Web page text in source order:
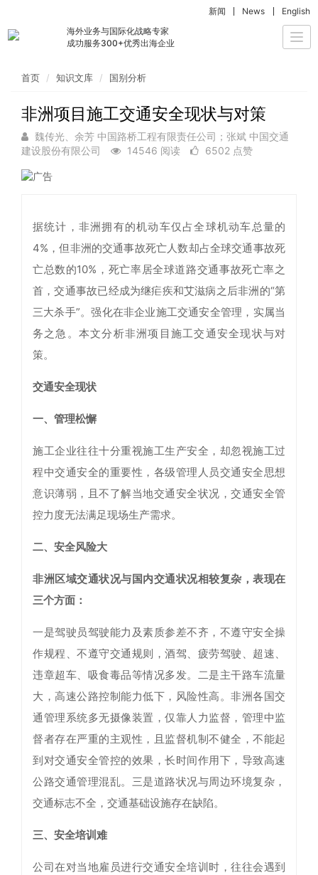
海外业务与国际化战略专家
成功服务300+优秀出海企业
新闻 News English
首页 知识文库 国别分析
非洲项目施工交通安全现状与对策
魏传光、余芳 中国路桥工程有限责任公司；张斌 中国交通
建设股份有限公司
14546 阅读 6502 点赞
据统计，非洲拥有的机动车仅占全球机动车总量的
4%，但非洲的交通事故死亡人数却占全球交通事故死
亡总数的10%，死亡率居全球道路交通事故死亡率之
首，交通事故已经成为继疟疾和艾滋病之后非洲的“第
三大杀手”。强化在非企业施工交通安全管理，实属当
务之急。本文分析非洲项目施工交通安全现状与对
策。
交通安全现状
一、管理松懈
施工企业往往十分重视施工生产安全，却忽视施工过
程中交通安全的重要性，各级管理人员交通安全思想
意识薄弱，且不了解当地交通安全状况，交通安全管
控力度无法满足现场生产需求。
二、安全风险大
非洲区域交通状况与国内交通状况相较复杂，表现在
三个方面：
一是驾驶员驾驶能力及素质参差不齐，不遵守安全操
作规程、不遵守交通规则，酒驾、疲劳驾驶、超速、
违章超车、吸食毒品等情况多发。二是主干路车流量
大，高速公路控制能力低下，风险性高。非洲各国交
通管理系统多无摄像装置，仅靠人力监督，管理中监
督者存在严重的主观性，且监督机制不健全，不能起
到对交通安全管控的效果，长时间作用下，导致高速
公路交通管理混乱。三是道路状况与周边环境复杂，
交通标志不全，交通基础设施存在缺陷。
三、安全培训难
公司在对当地雇员进行交通安全培训时，往往会遇到